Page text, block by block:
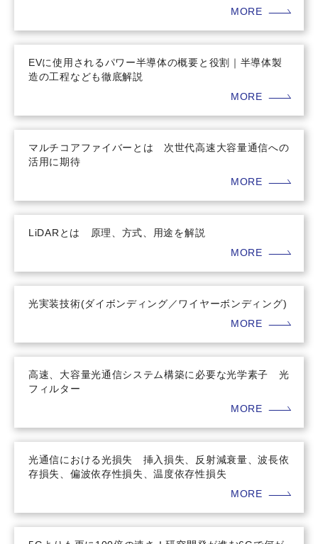
MORE
EVに使用されるパワー半導体の概要と役割｜半導体製
造の工程なども徹底解説
MORE
マルチコアファイバーとは 次世代高速大容量通信への
活用に期待
MORE
LiDARとは 原理、方式、用途を解説
MORE
光実装技術(ダイボンディング／ワイヤーボンディング)
MORE
高速、大容量光通信システム構築に必要な光学素子 光
フィルター
MORE
光通信における光損失 挿入損失、反射減衰量、波長依
存損失、偏波依存性損失、温度依存性損失
MORE